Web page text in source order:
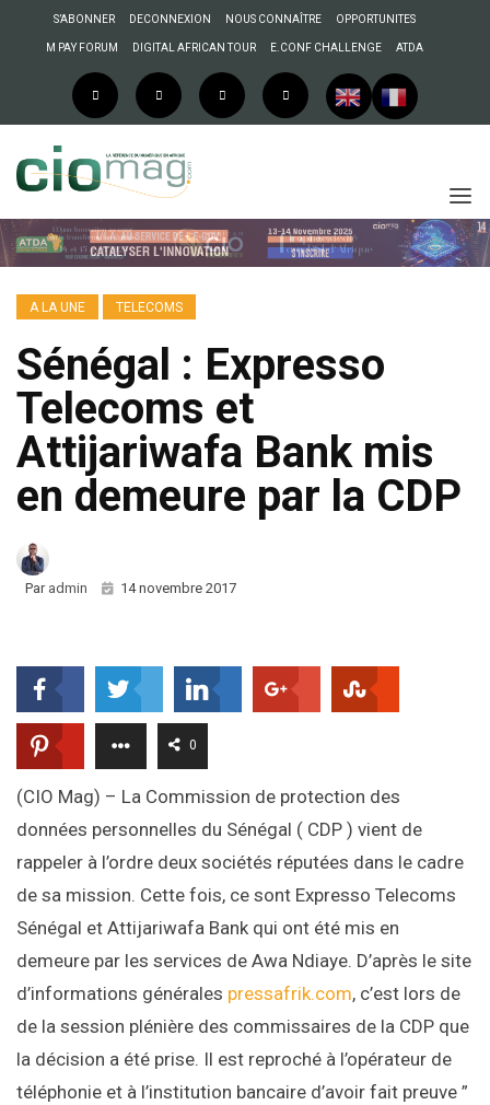
S’ABONNER DECONNEXION NOUS CONNAÎTRE OPPORTUNITES
M PAY FORUM DIGITAL AFRICAN TOUR E.CONF CHALLENGE ATDA
A LA UNE TELECOMS
Sénégal : Expresso
Telecoms et
Attijariwafa Bank mis
en demeure par la CDP
Par admin 14 novembre 2017
0
(CIO Mag) – La Commission de protection des
données personnelles du Sénégal ( CDP ) vient de
rappeler à l’ordre deux sociétés réputées dans le cadre
de sa mission. Cette fois, ce sont Expresso Telecoms
Sénégal et Attijariwafa Bank qui ont été mis en
demeure par les services de Awa Ndiaye. D’après le site
d’informations générales pressafrik.com, c’est lors de
de la session plénière des commissaires de la CDP que
la décision a été prise. Il est reproché à l’opérateur de
téléphonie et à l’institution bancaire d’avoir fait preuve ”